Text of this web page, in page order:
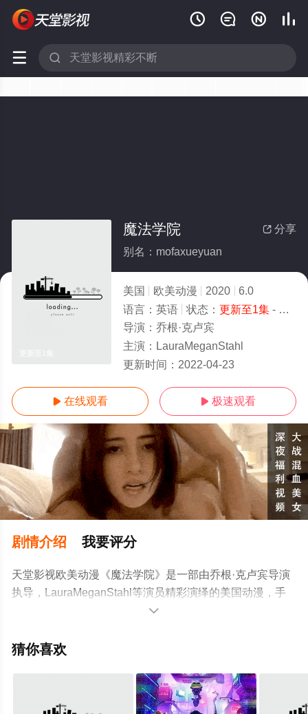
   
 
 分享
魔法学院
别名：mofaxueyuan
美国 欧美动漫 2020
6.0
语言： 英语 状态： 更新至1集- 免费在线观看
导演： 乔根·克卢宾
主演： LauraMeganStahl
更新时间： 2022-04-23
 在线观看  极速观看
剧情介绍 我要评分
天堂影视欧美动漫《魔法学院》是一部由乔根·克卢宾导演
执导，LauraMeganStahl等演员精彩演绎的美国动漫，手
机免费观看高清无删减完整版动漫全集就来天堂电影网，
了解。

猜你喜欢